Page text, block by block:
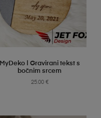
SELECT OPTIONS
MyDeko | Gravirani tekst s
bočnim srcem
25.00 €